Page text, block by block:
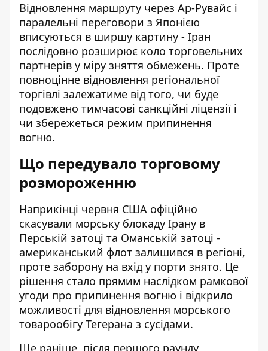
Відновлення маршруту через Ар-Рувайс і
паралельні переговори з Японією
вписуються в ширшу картину - Іран
послідовно розширює коло торговельних
партнерів у міру зняття обмежень. Проте
повноцінне відновлення регіональної
торгівлі залежатиме від того, чи буде
подовжено тимчасові санкційні ліцензії і
чи збережеться режим припинення
вогню.
Що передувало торговому
розмороженню
Наприкінці червня США офіційно
скасували морську блокаду Ірану в
Перській затоці та Оманській затоці -
американський флот залишився в регіоні,
проте заборону на вхід у порти знято. Це
рішення стало прямим наслідком рамкової
угоди про припинення вогню і відкрило
можливості для відновлення морського
товарообігу Тегерана з сусідами.
Ще раніше, після першого раунду